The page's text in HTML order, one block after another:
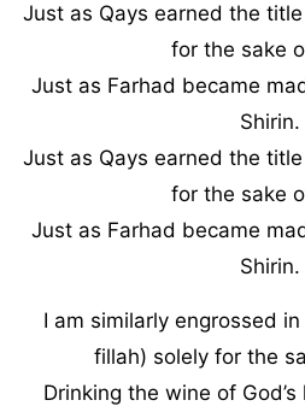
Just as Qays earned the title
for the sake
Just as Farhad became
Shirin.
Just as Qays earned the title
for the sake
Just as Farhad became
Shirin.
I am similarly engrossed
fillah) solely for the
Drinking the wine of